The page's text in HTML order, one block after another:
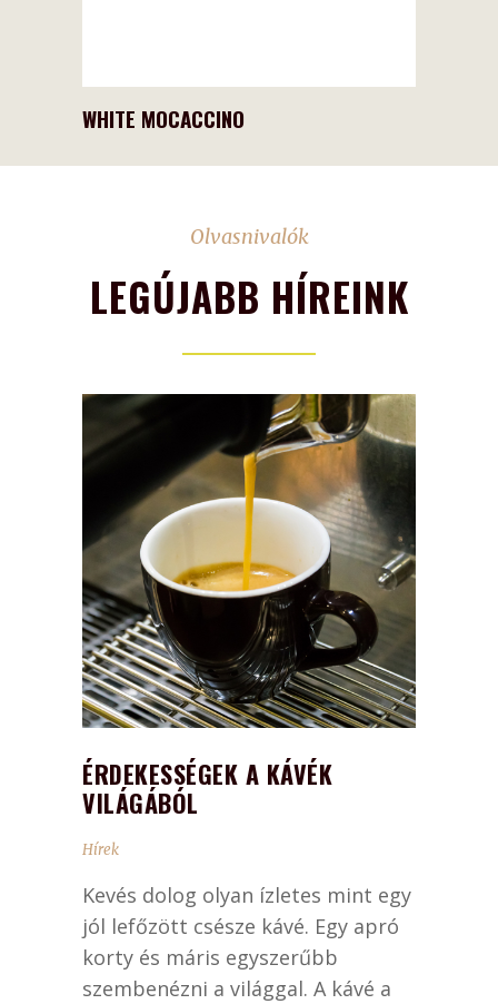
WHITE MOCACCINO
Olvasnivalók
LEGÚJABB HÍREINK
ÉRDEKESSÉGEK A KÁVÉK
VILÁGÁBÓL
Hírek
Kevés dolog olyan ízletes mint egy
jól lefőzött csésze kávé. Egy apró
korty és máris egyszerűbb
szembenézni a világgal. A kávé a